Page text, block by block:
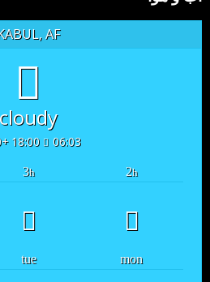
KABUL, AF
cloudy
06:03
18:00 +0430
2h
3h
mon
tue